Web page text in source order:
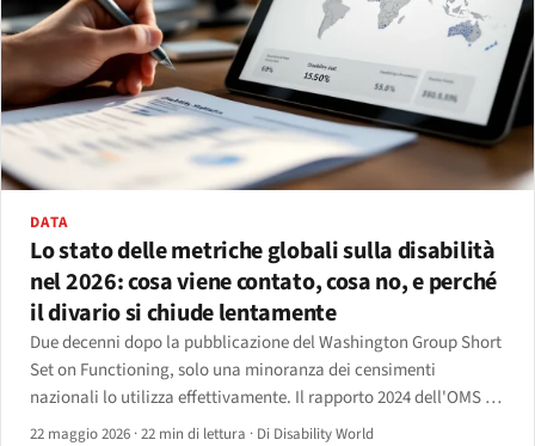
DATA
Lo stato delle metriche globali sulla disabilità
nel 2026: cosa viene contato, cosa no, e perché
il divario si chiude lentamente
Due decenni dopo la pubblicazione del Washington Group Short
Set on Functioning, solo una minoranza dei censimenti
nazionali lo utilizza effettivamente. Il rapporto 2024 dell'OMS e
il Compendio ONU DESA 2025 presentano i dati 2026 — e le
22 maggio 2026 ·22 min di lettura · Di Disability World